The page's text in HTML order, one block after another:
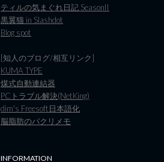
ティルの気まぐれ日記 SeasonII
黒翼猫 in Slashdot
Blog spot
[知人のブログ/相互リンク]
KUMA TYPE
煤式自動連結器
PCトラブル解決(NetKing)
dim's Freesoft日本語化
脳脂肪のパクリメモ
INFORMATION